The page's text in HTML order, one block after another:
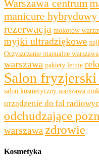
Warszawa centrum
manicure
rezerwacja mokotów
myjki ultradziękowe
Oczyszczanie manualne warszawa
warszawa pakiety letnie
Salon
salon kosmetyczny warszawa
urządzenie do fal
odchudzające
warszawa zdrowie
Kosmetyka